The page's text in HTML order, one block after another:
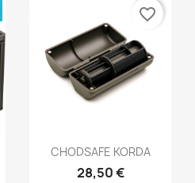
Aperçu rapide
CHODSAFE KORDA
28,50 €
favorite_border